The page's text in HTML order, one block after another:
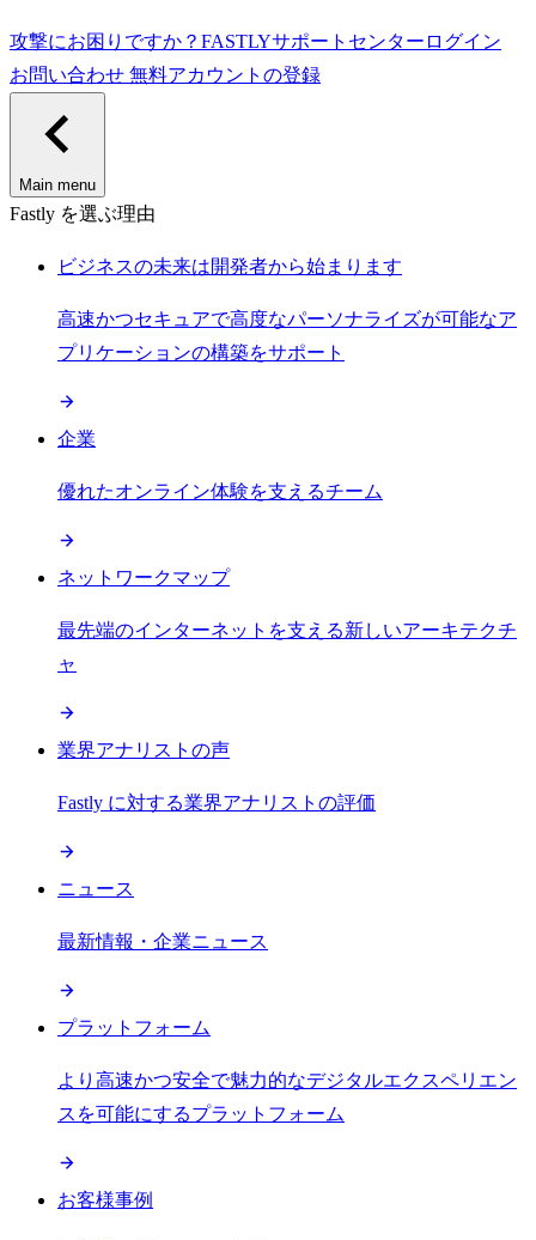
攻撃にお困りですか？ FASTLYサポートセンター ログイン
お問い合わせ 無料アカウントの登録
Main menu
Fastly を選ぶ理由
ビジネスの未来は開発者から始まります
高速かつセキュアで高度なパーソナライズが可能なア
プリケーションの構築をサポート
企業
優れたオンライン体験を支えるチーム
ネットワークマップ
最先端のインターネットを支える新しいアーキテクチ
ャ
業界アナリストの声
Fastly に対する業界アナリストの評価
ニュース
最新情報・企業ニュース
プラットフォーム
より高速かつ安全で魅力的なデジタルエクスペリエン
スを可能にするプラットフォーム
お客様事例